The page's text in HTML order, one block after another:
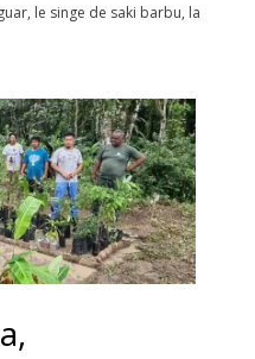
le singe de saki barbu, la